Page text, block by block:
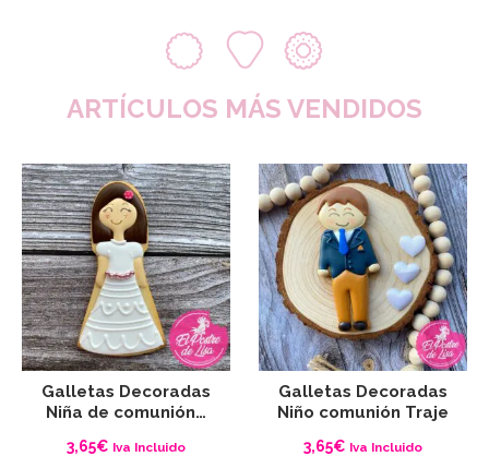
ARTÍCULOS MÁS VENDIDOS
Galletas Decoradas
Niña de comunión…
3,65€ Iva Incluido
Galletas Decoradas
Niño comunión Traje
3,65€ Iva Incluido